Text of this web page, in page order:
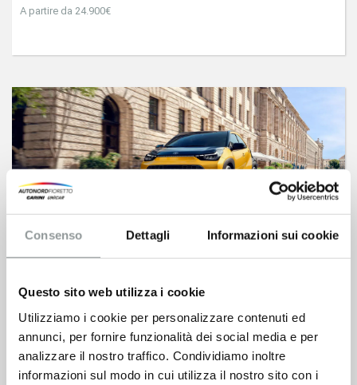
Consenso Dettagli Informazioni sui cookie
Questo sito web utilizza i cookie
Utilizziamo i cookie per personalizzare contenuti ed
annunci, per fornire funzionalità dei social media e per
analizzare il nostro traffico. Condividiamo inoltre
informazioni sul modo in cui utilizza il nostro sito con i
A partire da 24.900€
Nuova Toyota Aygo X
da 17.950 € anzichè 20.850 € qualunque sia il tuo usato